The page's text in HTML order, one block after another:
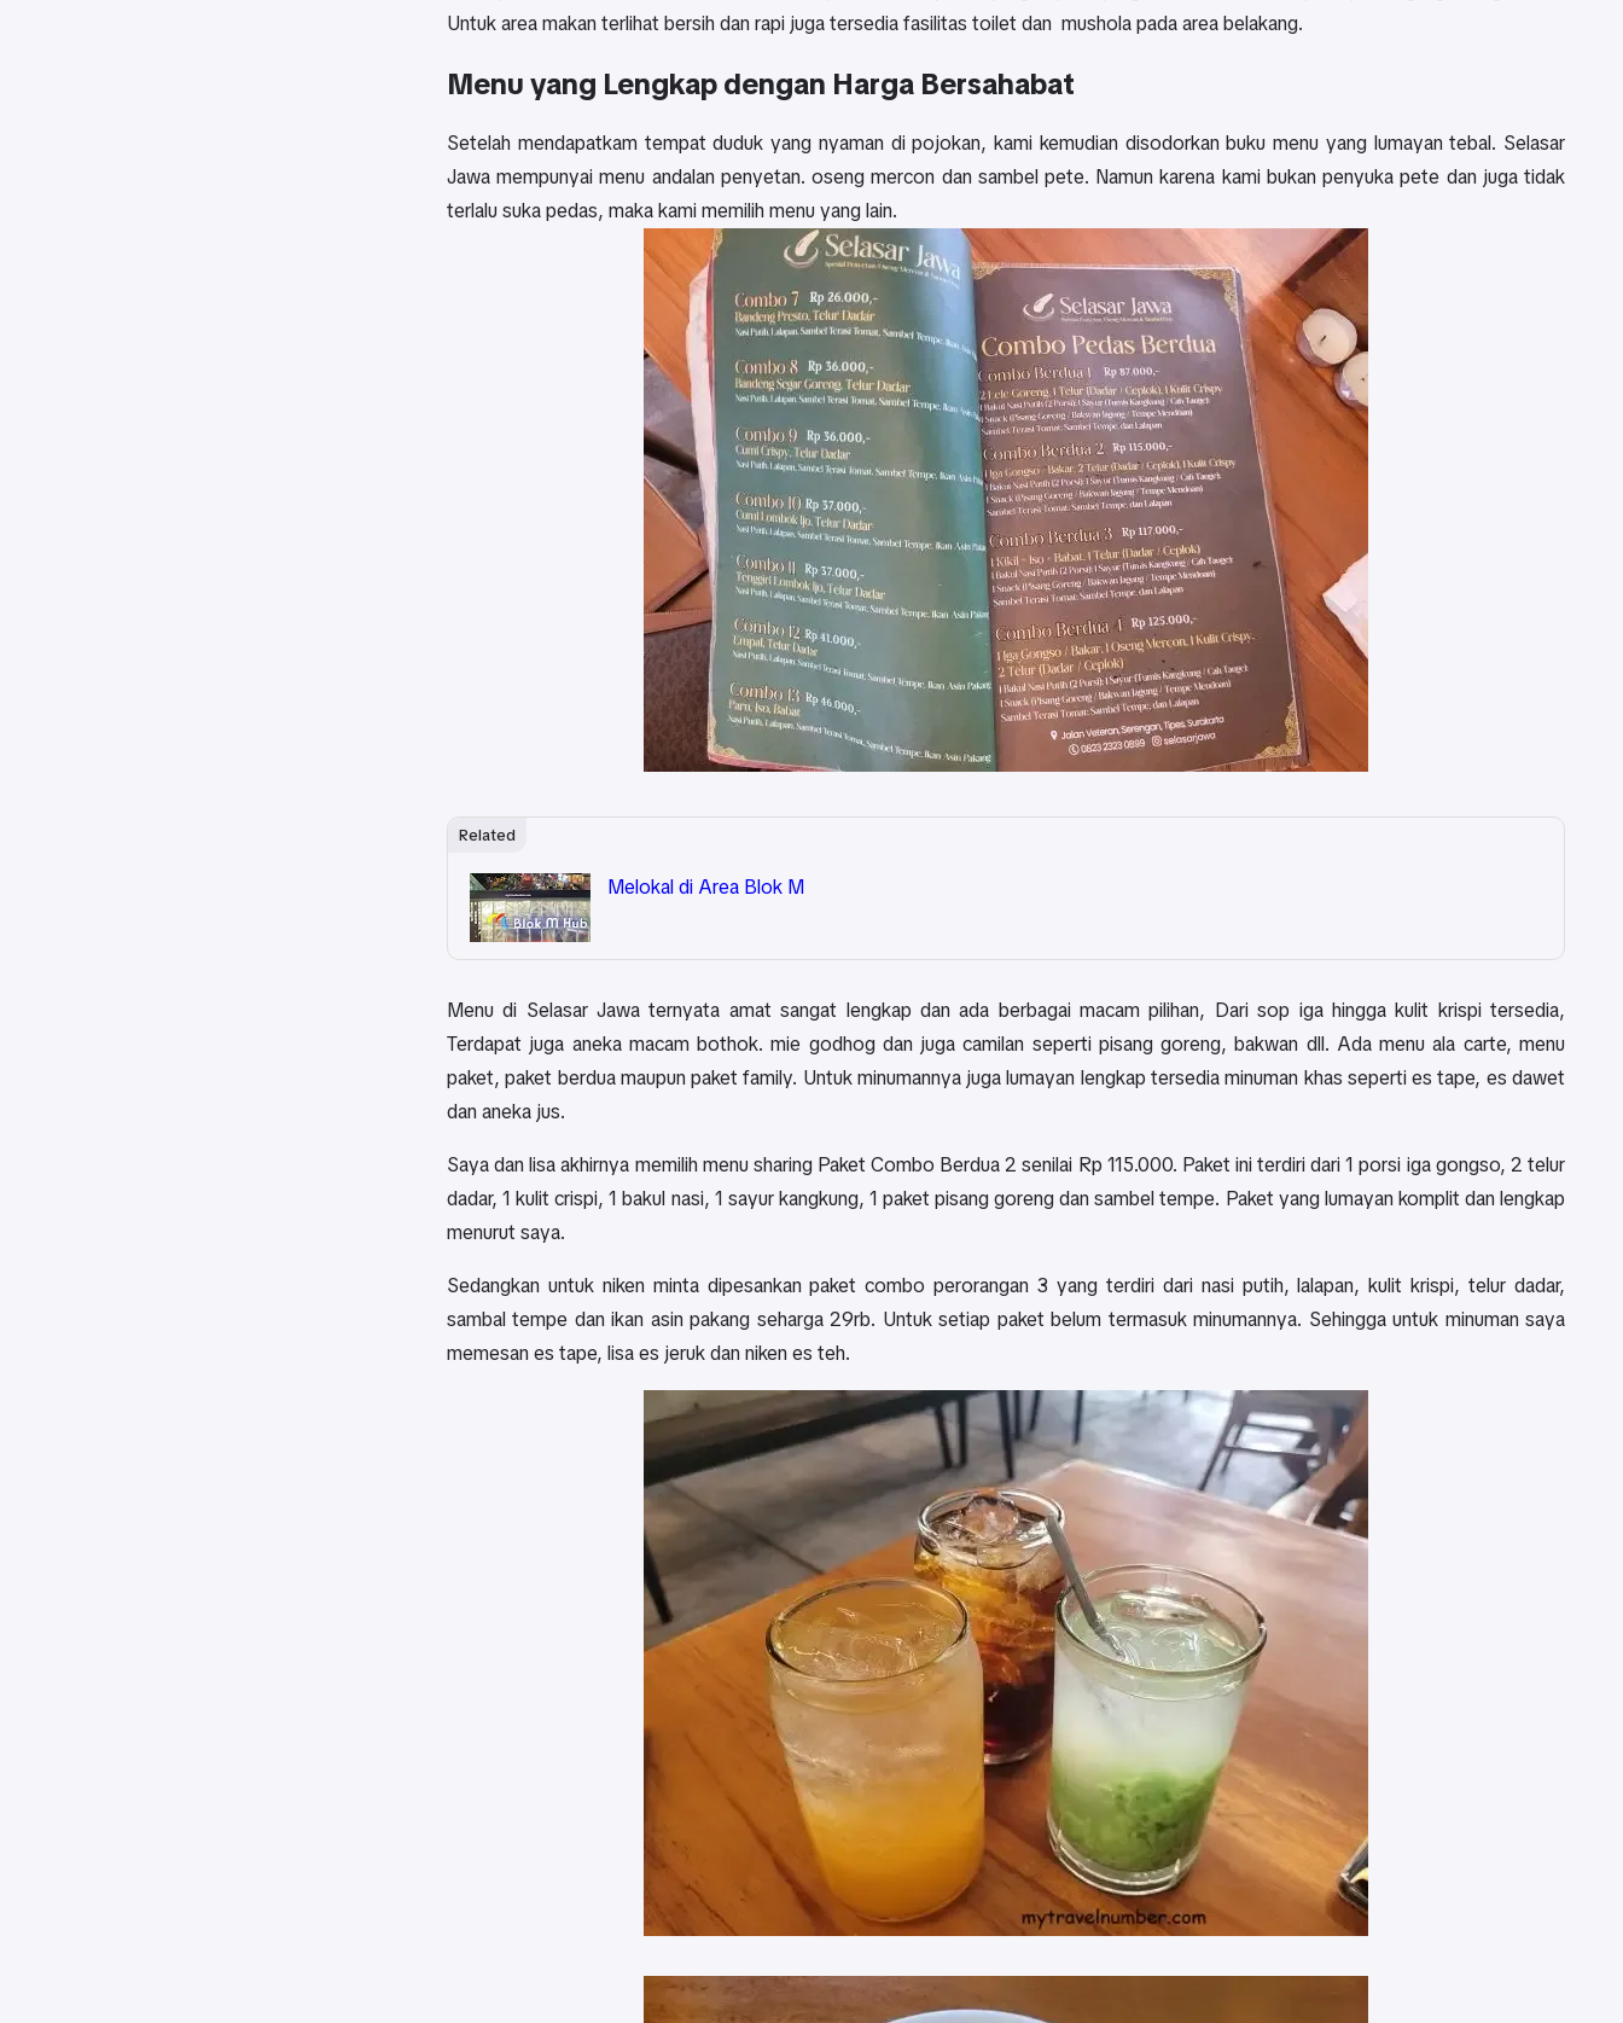
Untuk area makan terlihat bersih dan rapi juga tersedia fasilitas toilet dan mushola pada area belakang.
Menu yang Lengkap dengan Harga Bersahabat
Setelah mendapatkam tempat duduk yang nyaman di pojokan, kami kemudian disodorkan buku menu yang lumayan tebal. Selasar
Jawa mempunyai menu andalan penyetan. oseng mercon dan sambel pete. Namun karena kami bukan penyuka pete dan juga tidak
terlalu suka pedas, maka kami memilih menu yang lain.
Related
Melokal di Area Blok M
Menu di Selasar Jawa ternyata amat sangat lengkap dan ada berbagai macam pilihan, Dari sop iga hingga kulit krispi tersedia,
Terdapat juga aneka macam bothok. mie godhog dan juga camilan seperti pisang goreng, bakwan dll. Ada menu ala carte, menu
paket, paket berdua maupun paket family. Untuk minumannya juga lumayan lengkap tersedia minuman khas seperti es tape, es dawet
dan aneka jus.
Saya dan lisa akhirnya memilih menu sharing Paket Combo Berdua 2 senilai Rp 115.000. Paket ini terdiri dari 1 porsi iga gongso, 2 telur
dadar, 1 kulit crispi, 1 bakul nasi, 1 sayur kangkung, 1 paket pisang goreng dan sambel tempe. Paket yang lumayan komplit dan lengkap
menurut saya.
Sedangkan untuk niken minta dipesankan paket combo perorangan 3 yang terdiri dari nasi putih, lalapan, kulit krispi, telur dadar,
sambal tempe dan ikan asin pakang seharga 29rb. Untuk setiap paket belum termasuk minumannya. Sehingga untuk minuman saya
memesan es tape, lisa es jeruk dan niken es teh.